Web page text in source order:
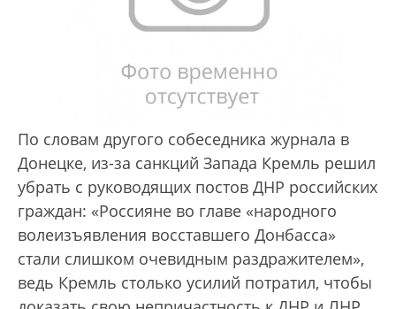
По словам другого собеседника журнала в
Донецке, из-за санкций Запада Кремль решил
убрать с руководящих постов ДНР российских
граждан: «Россияне во главе «народного
волеизъявления восставшего Донбасса»
стали слишком очевидным раздражителем»,
ведь Кремль столько усилий потратил, чтобы